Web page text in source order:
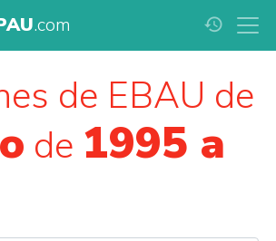
.com history
de EBAU de
de 1995 a